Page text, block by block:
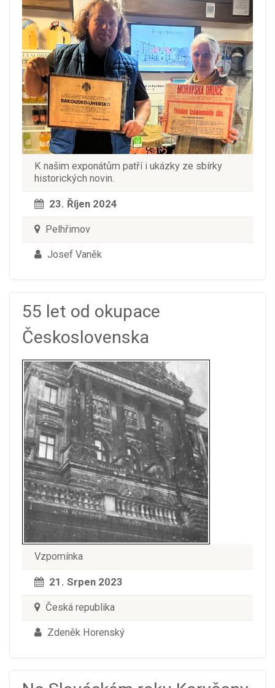
K našim exponátům patří i ukázky ze sbírky
historických novin.
23. Říjen 2024
Pelhřimov
Josef Vaněk
55 let od okupace
Československa
Vzpomínka
21. Srpen 2023
Česká republika
Zdeněk Horenský